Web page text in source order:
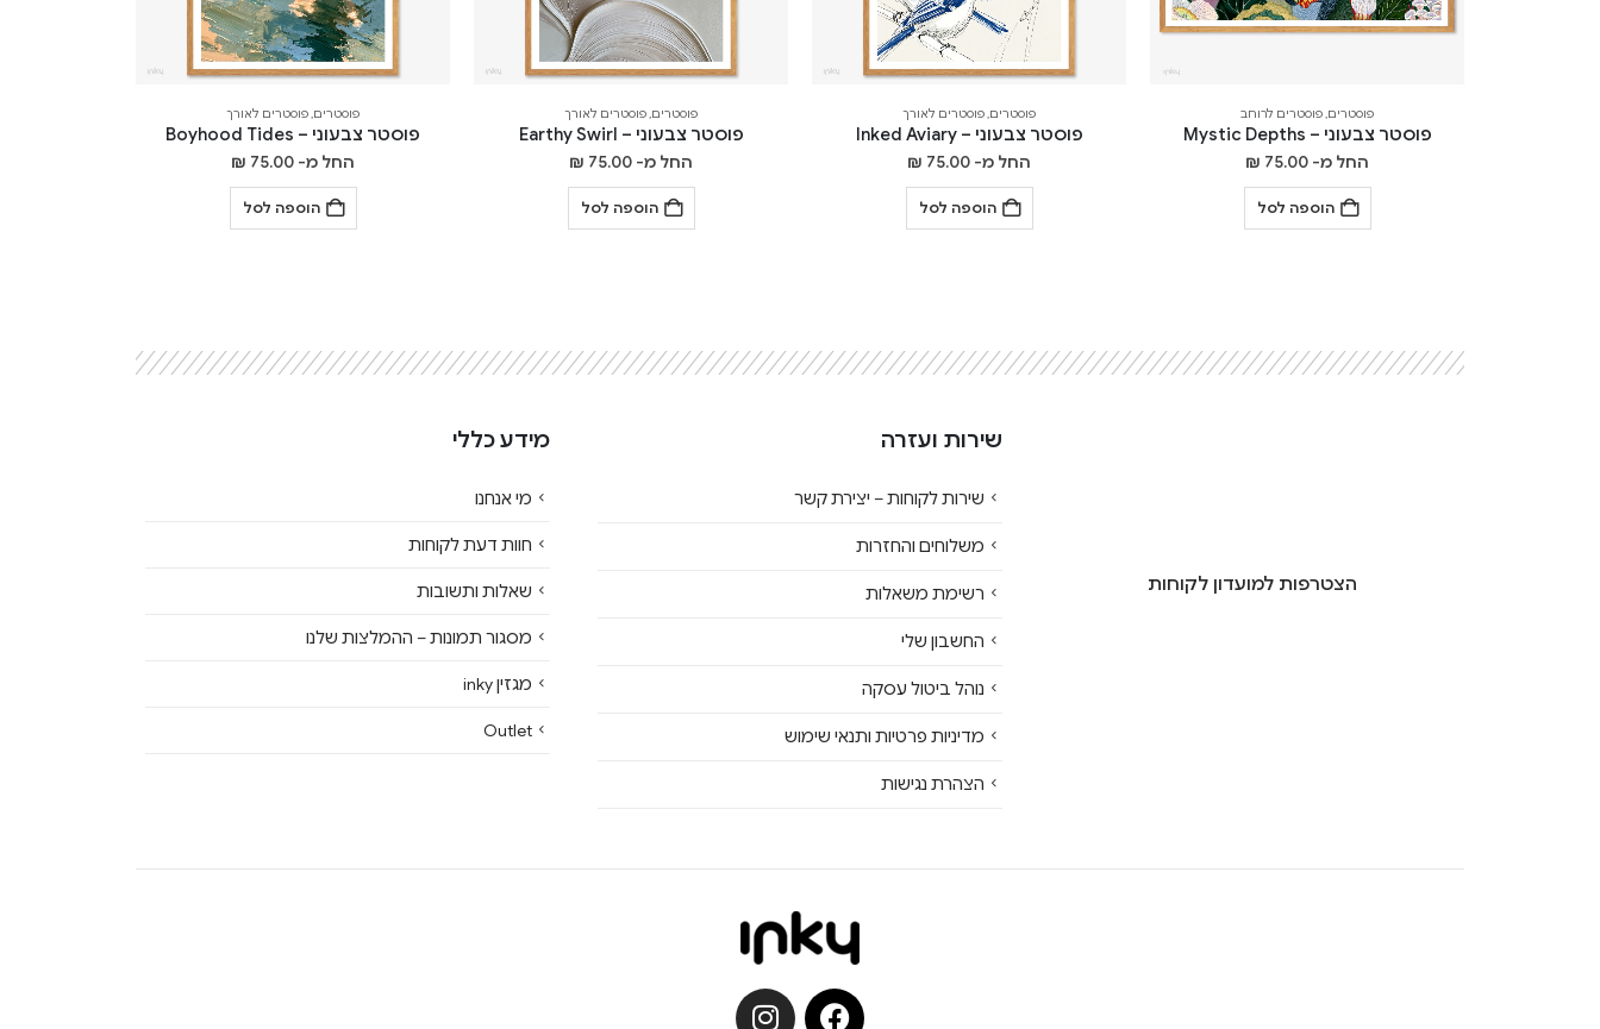
פוסטרים,פוסטרים לרוחב
פוסטר צבעוני – Mystic Depths
החל מ- ₪ 75.00
הוספה לסל
פוסטרים,פוסטרים לאורך
פוסטר צבעוני – Inked Aviary
החל מ- ₪ 75.00
הוספה לסל
פוסטרים,פוסטרים לאורך
פוסטר צבעוני – Earthy Swirl
החל מ- ₪ 75.00
הוספה לסל
פוסטרים,פוסטרים לאורך
פוסטר צבעוני – Boyhood Tides
החל מ- ₪ 75.00
הוספה לסל
הצטרפות למועדון לקוחות
שירות ועזרה
שירות לקוחות – יצירת קשר
משלוחים והחזרות
רשימת משאלות
החשבון שלי
נוהל ביטול עסקה
מדיניות פרטיות ותנאי שימוש
הצהרת נגישות
מידע כללי
מי אנחנו
חוות דעת לקוחות
שאלות ותשובות
מסגור תמונות – ההמלצות שלנו
מגזין inky
Outlet